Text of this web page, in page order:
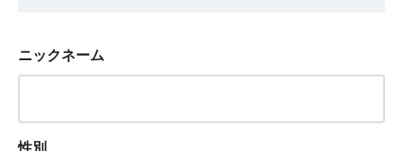
ニックネーム
性別